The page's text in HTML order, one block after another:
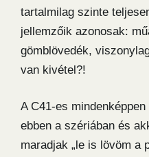
tartalmilag szinte
jellemzőik azonosak:
gömblövedék,
van kivétel?!
A C41-es
ebben a szériában és
maradjak „le is lövöm a